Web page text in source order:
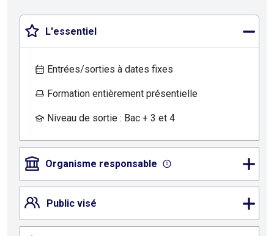
L'essentiel
Entrées/sorties à dates fixes
Formation entièrement présentielle
Niveau de sortie : Bac + 3 et 4
Organisme responsable
Public visé